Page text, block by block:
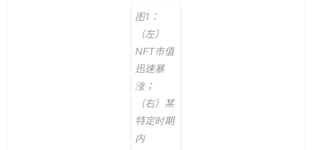
图1：
（左）
NFT市值
迅速暴
涨；
（右）某
特定时期
内